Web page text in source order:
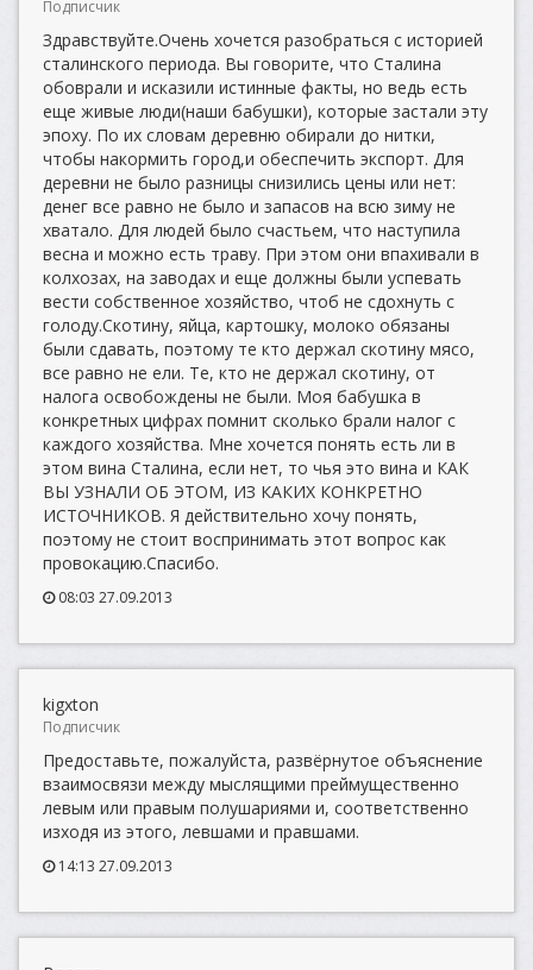
Подписчик
Здравствуйте.Очень хочется разобраться с историей
сталинского периода. Вы говорите, что Сталина
обоврали и исказили истинные факты, но ведь есть
еще живые люди(наши бабушки), которые застали эту
эпоху. По их словам деревню обирали до нитки,
чтобы накормить город,и обеспечить экспорт. Для
деревни не было разницы снизились цены или нет:
денег все равно не было и запасов на всю зиму не
хватало. Для людей было счастьем, что наступила
весна и можно есть траву. При этом они впахивали в
колхозах, на заводах и еще должны были успевать
вести собственное хозяйство, чтоб не сдохнуть с
голоду.Скотину, яйца, картошку, молоко обязаны
были сдавать, поэтому те кто держал скотину мясо,
все равно не ели. Те, кто не держал скотину, от
налога освобождены не были. Моя бабушка в
конкретных цифрах помнит сколько брали налог с
каждого хозяйства. Мне хочется понять есть ли в
этом вина Сталина, если нет, то чья это вина и КАК
ВЫ УЗНАЛИ ОБ ЭТОМ, ИЗ КАКИХ КОНКРЕТНО
ИСТОЧНИКОВ. Я действительно хочу понять,
поэтому не стоит воспринимать этот вопрос как
провокацию.Спасибо.
08:03 27.09.2013
kigxton
Подписчик
Предоставьте, пожалуйста, развёрнутое объяснение
взаимосвязи между мыслящими преймущественно
левым или правым полушариями и, соответственно
изходя из этого, левшами и правшами.
14:13 27.09.2013